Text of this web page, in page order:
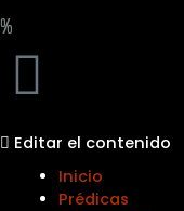
%
Editar el contenido
Inicio
Prédicas